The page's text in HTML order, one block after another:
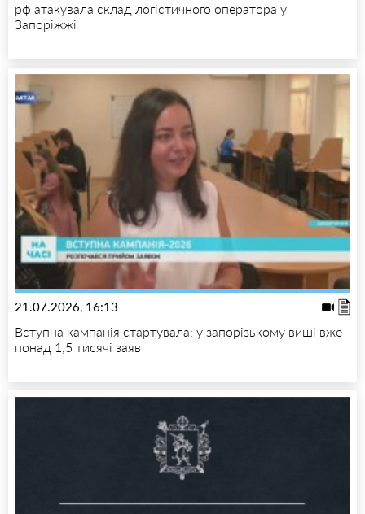
рф атакувала склад логістичного оператора у
Запоріжжі
21.07.2026, 16:13
Вступна кампанія стартувала: у запорізькому виші вже
понад 1,5 тисячі заяв